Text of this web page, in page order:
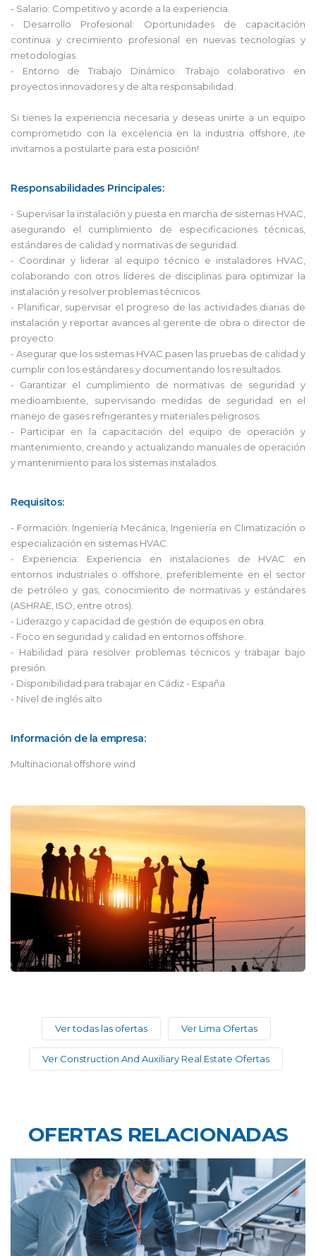
- Salario: Competitivo y acorde a la experiencia.
- Desarrollo Profesional: Oportunidades de capacitación
continua y crecimiento profesional en nuevas tecnologías y
metodologías.
- Entorno de Trabajo Dinámico: Trabajo colaborativo en
proyectos innovadores y de alta responsabilidad.
Si tienes la experiencia necesaria y deseas unirte a un equipo
comprometido con la excelencia en la industria offshore, ¡te
invitamos a postularte para esta posición!
Responsabilidades Principales:
- Supervisar la instalación y puesta en marcha de sistemas HVAC,
asegurando el cumplimiento de especificaciones técnicas,
estándares de calidad y normativas de seguridad.
- Coordinar y liderar al equipo técnico e instaladores HVAC,
colaborando con otros líderes de disciplinas para optimizar la
instalación y resolver problemas técnicos.
- Planificar, supervisar el progreso de las actividades diarias de
instalación y reportar avances al gerente de obra o director de
proyecto.
- Asegurar que los sistemas HVAC pasen las pruebas de calidad y
cumplir con los estándares y documentando los resultados.
- Garantizar el cumplimiento de normativas de seguridad y
medioambiente, supervisando medidas de seguridad en el
manejo de gases refrigerantes y materiales peligrosos.
- Participar en la capacitación del equipo de operación y
mantenimiento, creando y actualizando manuales de operación
y mantenimiento para los sistemas instalados.
Requisitos:
- Formación: Ingeniería Mecánica, Ingeniería en Climatización o
especialización en sistemas HVAC.
- Experiencia: Experiencia en instalaciones de HVAC en
entornos industriales o offshore, preferiblemente en el sector
de petróleo y gas, conocimiento de normativas y estándares
(ASHRAE, ISO, entre otros).
- Liderazgo y capacidad de gestión de equipos en obra.
- Foco en seguridad y calidad en entornos offshore.
- Habilidad para resolver problemas técnicos y trabajar bajo
presión.
- Disponibilidad para trabajar en Cádiz - España
- Nivel de inglés alto
Información de la empresa:
Multinacional offshore wind
Ver todas las ofertas Ver Lima Ofertas
Ver Construction And Auxiliary Real Estate Ofertas
OFERTAS RELACIONADAS